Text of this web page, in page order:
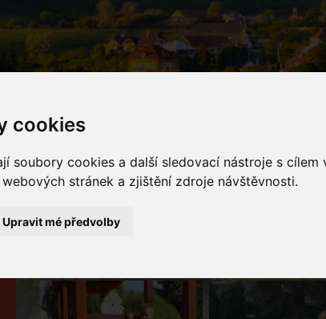
cookies
soubory cookies a další sledovací nástroje s
stránek a zjištění zdroje návštěvnosti.
Upravit mé předvolby